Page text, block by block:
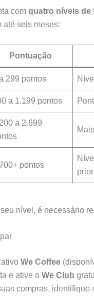
com quatro níveis de
até seis meses:
Pontuação
299 pontos
a 1.199 pontos
a 2.699
pontos
nível, é necessário
We Coffee
e ative o We Club
compras,